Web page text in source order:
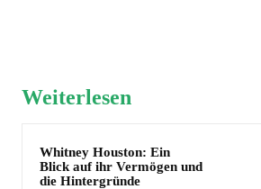
Weiterlesen
Whitney Houston: Ein
Blick auf ihr Vermögen und
die Hintergründe